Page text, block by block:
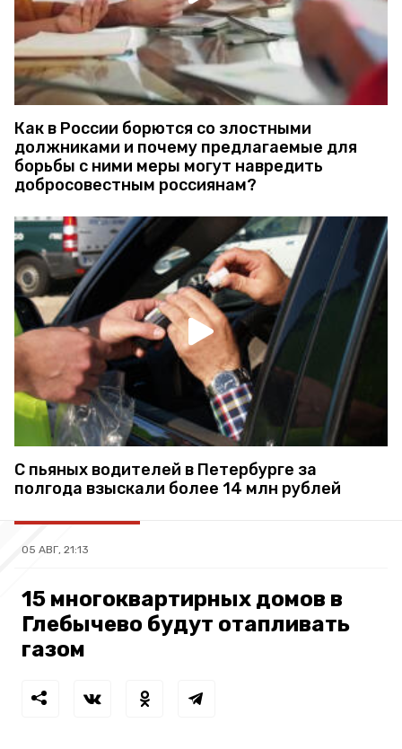
Как в России борются со злостными
должниками и почему предлагаемые для
борьбы с ними меры могут навредить
добросовестным россиянам?
С пьяных водителей в Петербурге за
полгода взыскали более 14 млн рублей
05 АВГ, 21:13
15 многоквартирных домов в
Глебычево будут отапливать
газом